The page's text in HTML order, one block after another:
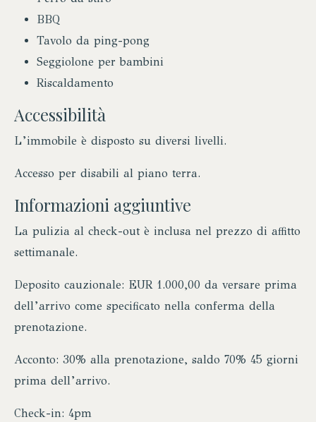
BBQ
Tavolo da ping-pong
Seggiolone per bambini
Riscaldamento
Accessibilità
L’immobile è disposto su diversi livelli.
Accesso per disabili al piano terra.
Informazioni aggiuntive
La pulizia al check-out è inclusa nel prezzo di affitto
settimanale.
Deposito cauzionale: EUR 1.000,00 da versare prima
dell’arrivo come specificato nella conferma della
prenotazione.
Acconto: 30% alla prenotazione, saldo 70% 45 giorni
prima dell’arrivo.
Check-in: 4pm